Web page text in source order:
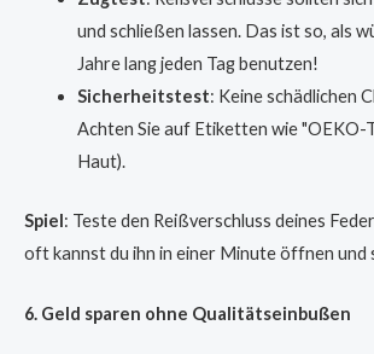
und schließen lassen. Das ist so, als
Jahre lang jeden Tag benutzen!
Sicherheitstest: Keine schädlichen
Achten Sie auf Etiketten wie "OEKO-
Haut).
Spiel: Teste den Reißverschluss deines
oft kannst du ihn in einer Minute öffnen und
6. Geld sparen ohne Qualitätseinbußen